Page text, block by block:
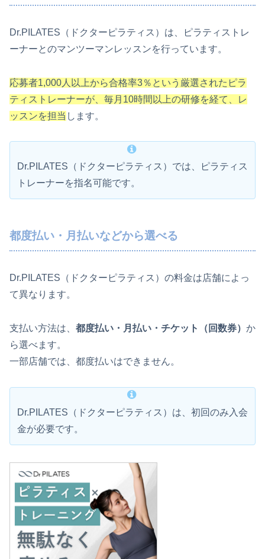
Dr.PILATES（ドクターピラティス）は、ピラティストレ
ーナーとのマンツーマンレッスンを行っています。
応募者1,000人以上から合格率3％という厳選されたピラ
ティストレーナーが、毎月10時間以上の研修を経て、レ
ッスンを担当 します。
Dr.PILATES（ドクターピラティス）では、ピラティス
トレーナーを指名可能です。
都度払い・月払いなどから選べる
Dr.PILATES（ドクターピラティス）の料金は店舗によっ
て異なります。
支払い方法は、 都度払い・月払い・チケット（回数券） か
ら選べます。
一部店舗では、都度払いはできません。
Dr.PILATES（ドクターピラティス）は、初回のみ入会
金が必要です。